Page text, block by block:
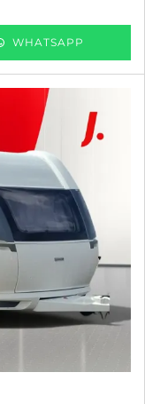
WHATSAPP